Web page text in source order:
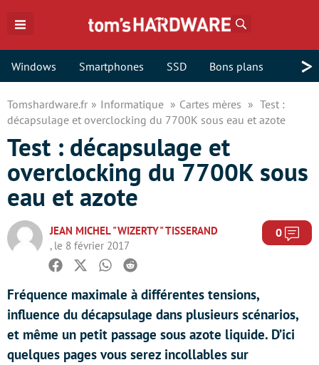
Windows Smartphones SSD Bons plans >
Tomshardware.fr Informatique Cartes mères
Test :
décapsulage et overclocking du 7700K sous eau et azote
Test : décapsulage et
overclocking du 7700K sous
eau et azote
JEAN MICHEL "WIZERTY" TISSERAND
, le 8 février 2017
0
Facebook
TwitterWhatsapp
Reddit
Fréquence maximale à différentes tensions,
influence du décapsulage dans plusieurs scénarios,
et même un petit passage sous azote liquide. D’ici
quelques pages vous serez incollables sur